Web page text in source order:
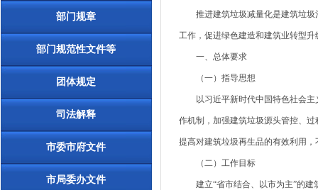
部门规章
部门规范性文件等
团体规定
司法解释
市委市府文件
市局委办文件
推进建筑垃圾减量化是建筑垃圾
工作，促进绿色建造和建筑业转型
一、总体要求
（一）指导思想
以习近平新时代中国特色社会主
作机制，加强建筑垃圾源头管控、
提高对建筑垃圾再生品的有效利用
（二）工作目标
建立“省市结合、以市为主”的建